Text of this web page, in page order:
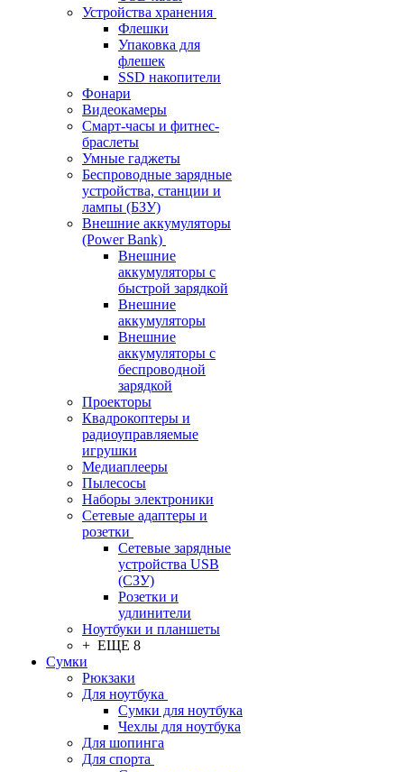
Устройства хранения
Флешки
Упаковка для
флешек
SSD накопители
Фонари
Видеокамеры
Смарт-часы и фитнес-
браслеты
Умные гаджеты
Беспроводные зарядные
устройства, станции и
лампы (БЗУ)
Внешние аккумуляторы
(Power Bank)
Внешние
аккумуляторы с
быстрой зарядкой
Внешние
аккумуляторы
Внешние
аккумуляторы с
беспроводной
зарядкой
Проекторы
Квадрокоптеры и
радиоуправляемые
игрушки
Медиаплееры
Пылесосы
Наборы электроники
Сетевые адаптеры и
розетки
Сетевые зарядные
устройства USB
(СЗУ)
Розетки и
удлинители
Ноутбуки и планшеты
+ ЕЩЕ 8
Сумки
Рюкзаки
Для ноутбука
Сумки для ноутбука
Чехлы для ноутбука
Для шопинга
Для спорта